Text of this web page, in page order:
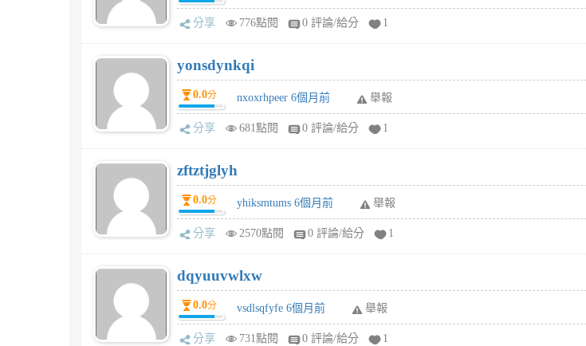
分享 776點閱 0 評論/給分 1
yonsdynkqi
0.0分 nxoxrhpeer 6個月前 舉報
分享 681點閱 0 評論/給分 1
zftztjglyh
0.0分 yhiksmtums 6個月前 舉報
分享 2570點閱 0 評論/給分 1
dqyuuvwlxw
0.0分 vsdlsqfyfe 6個月前 舉報
分享 731點閱 0 評論/給分 1